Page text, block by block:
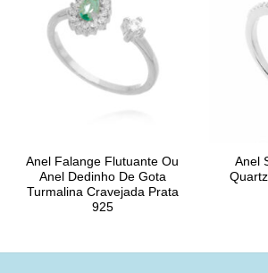
Anel Falange Flutuante Ou
Anel Dedinho De Gota
Turmalina Cravejada Prata
925
Anel